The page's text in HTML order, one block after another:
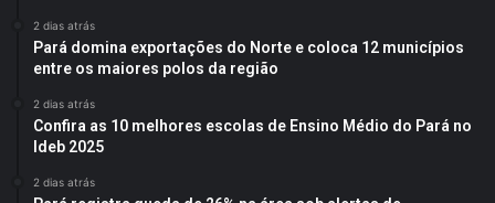
2 dias atrás
Pará domina exportações do Norte e coloca 12 municípios
entre os maiores polos da região
2 dias atrás
Confira as 10 melhores escolas de Ensino Médio do Pará no
Ideb 2025
2 dias atrás